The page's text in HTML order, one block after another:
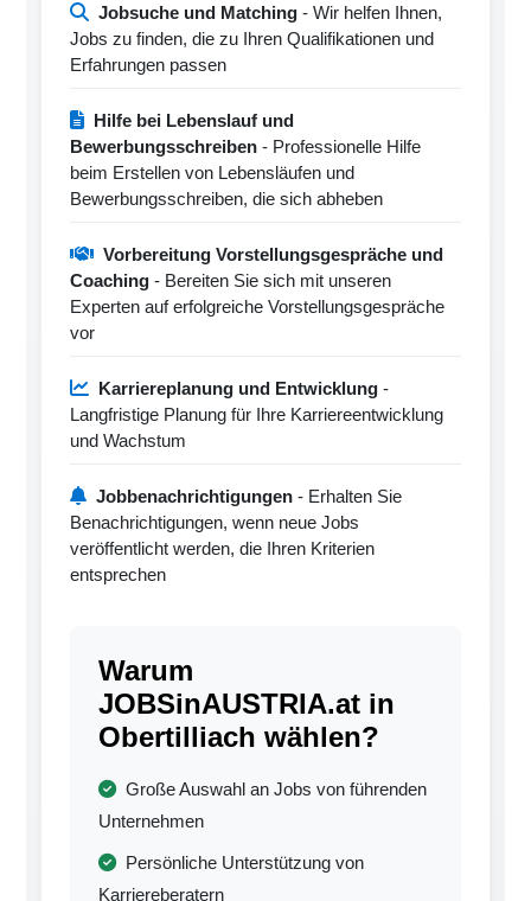
Jobsuche und Matching - Wir helfen Ihnen,
Jobs zu finden, die zu Ihren Qualifikationen und
Erfahrungen passen
Hilfe bei Lebenslauf und
Bewerbungsschreiben - Professionelle Hilfe
beim Erstellen von Lebensläufen und
Bewerbungsschreiben, die sich abheben
Vorbereitung Vorstellungsgespräche und
Coaching - Bereiten Sie sich mit unseren
Experten auf erfolgreiche Vorstellungsgespräche
vor
Karriereplanung und Entwicklung -
Langfristige Planung für Ihre Karriereentwicklung
und Wachstum
Jobbenachrichtigungen - Erhalten Sie
Benachrichtigungen, wenn neue Jobs
veröffentlicht werden, die Ihren Kriterien
entsprechen
Warum
JOBSinAUSTRIA.at in
Obertilliach wählen?
Große Auswahl an Jobs von führenden
Unternehmen
Persönliche Unterstützung von
Karriereberatern